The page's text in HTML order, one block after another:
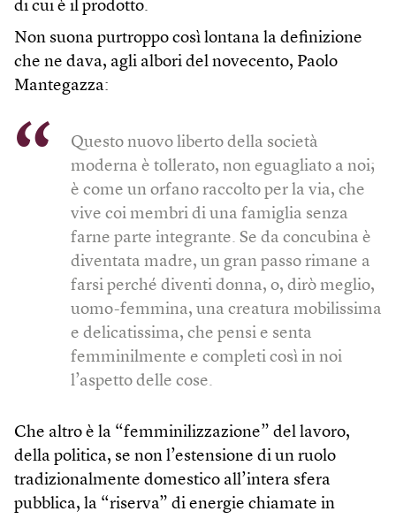
di cui è il prodotto.
Non suona purtroppo così lontana la definizione
che ne dava, agli albori del novecento, Paolo
Mantegazza:
Questo nuovo liberto della società
moderna è tollerato, non eguagliato a noi;
è come un orfano raccolto per la via, che
vive coi membri di una famiglia senza
farne parte integrante. Se da concubina è
diventata madre, un gran passo rimane a
farsi perché diventi donna, o, dirò meglio,
uomo-femmina, una creatura mobilissima
e delicatissima, che pensi e senta
femminilmente e completi così in noi
l’aspetto delle cose.
Che altro è la “femminilizzazione” del lavoro,
della politica, se non l’estensione di un ruolo
tradizionalmente domestico all’intera sfera
pubblica, la “riserva” di energie chiamate in